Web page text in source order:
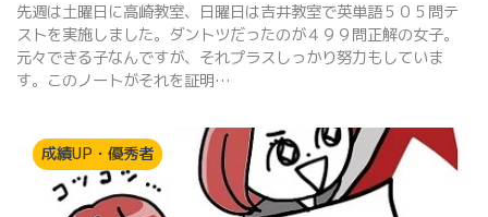
先週は土曜日に高崎教室、日曜日は吉井教室で英単語５０５問テ
ストを実施しました。ダントツだったのが４９９問正解の女子。
元々できる子なんですが、それプラスしっかり努力もしていま
す。このノートがそれを証明…
成績UP・優秀者